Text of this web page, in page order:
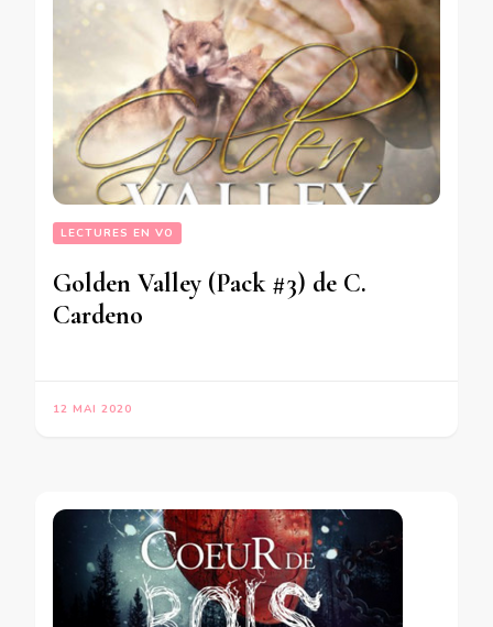
LECTURES EN VO
Golden Valley (Pack #3) de C.
Cardeno
12 MAI 2020